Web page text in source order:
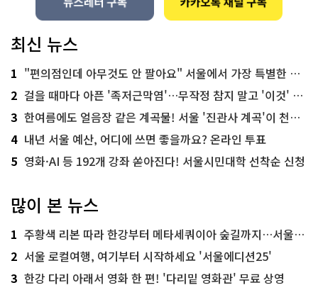
최신 뉴스
1 "편의점인데 아무것도 안 팔아요" 서울에서 가장 특별한 편의점의 정체
2 걸을 때마다 아픈 '족저근막염'…무작정 참지 말고 '이것' 해보세요!
3 한여름에도 얼음장 같은 계곡물! 서울 '진관사 계곡'이 천국이네~
4 내년 서울 예산, 어디에 쓰면 좋을까요? 온라인 투표
5 영화·AI 등 192개 강좌 쏟아진다! 서울시민대학 선착순 신청
많이 본 뉴스
1 주황색 리본 따라 한강부터 메타세쿼이아 숲길까지…서울둘레길 15코스
2 서울 로컬여행, 여기부터 시작하세요 '서울에디션25'
3 한강 다리 아래서 영화 한 편! '다리밑 영화관' 무료 상영